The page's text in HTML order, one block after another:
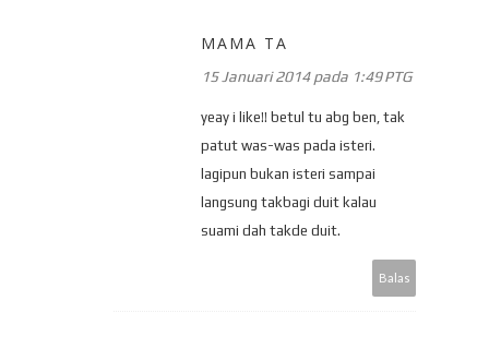
MAMA TA
15 Januari 2014 pada 1:49 PTG
yeay i like!! betul tu abg ben, tak
patut was-was pada isteri.
lagipun bukan isteri sampai
langsung takbagi duit kalau
suami dah takde duit.
Balas